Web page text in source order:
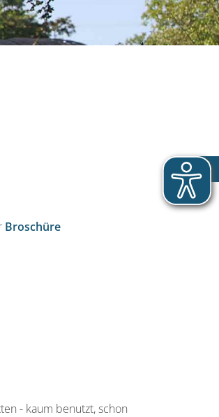
Broschüre
- kaum benutzt, schon